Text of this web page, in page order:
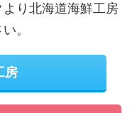
り北海道海鮮工房
。
房